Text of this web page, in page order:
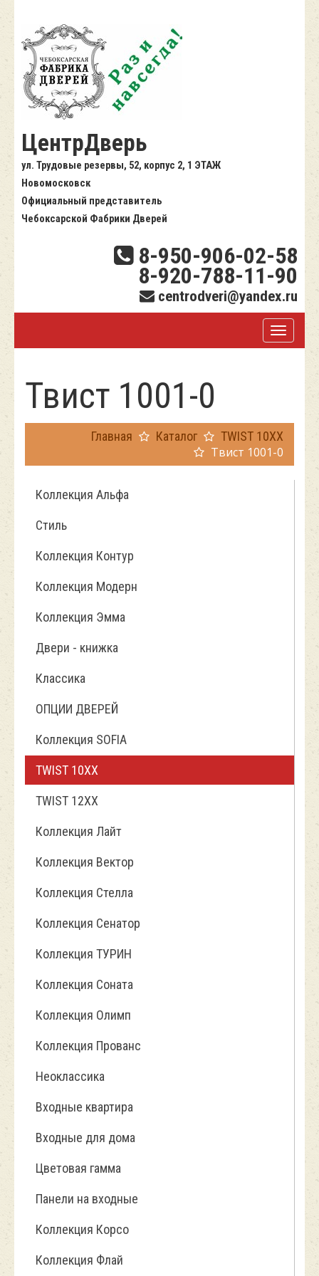
ЦентрДверь
ул. Трудовые резервы, 52, корпус 2, 1 ЭТАЖ
Новомосковск
Официальный представитель
Чебоксарской Фабрики Дверей
8-950-906-02-58
8-920-788-11-90
centrodveri@yandex.ru
Твист 1001-0
Главная Каталог TWIST 10ХХ
Твист 1001-0
Коллекция Альфа
Стиль
Коллекция Контур
Коллекция Модерн
Коллекция Эмма
Двери - книжка
Классика
ОПЦИИ ДВЕРЕЙ
Коллекция SOFIA
TWIST 10ХХ
TWIST 12XX
Коллекция Лайт
Коллекция Вектор
Коллекция Стелла
Коллекция Сенатор
Коллекция ТУРИН
Коллекция Соната
Коллекция Олимп
Коллекция Прованс
Неоклассика
Входные квартира
Входные для дома
Цветовая гамма
Панели на входные
Коллекция Корсо
Коллекция Флай